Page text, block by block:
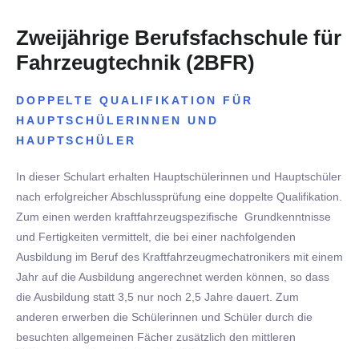
Zweijährige Berufsfachschule für
Fahrzeugtechnik (2BFR)
DOPPELTE QUALIFIKATION FÜR
HAUPTSCHÜLERINNEN UND
HAUPTSCHÜLER
In dieser Schulart erhalten Hauptschülerinnen und Hauptschüler
nach erfolgreicher Abschlussprüfung eine doppelte Qualifikation.
Zum einen werden kraftfahrzeugspezifische Grundkenntnisse
und Fertigkeiten vermittelt, die bei einer nachfolgenden
Ausbildung im Beruf des Kraftfahrzeugmechatronikers mit einem
Jahr auf die Ausbildung angerechnet werden können, so dass
die Ausbildung statt 3,5 nur noch 2,5 Jahre dauert. Zum
anderen erwerben die Schülerinnen und Schüler durch die
besuchten allgemeinen Fächer zusätzlich den mittleren